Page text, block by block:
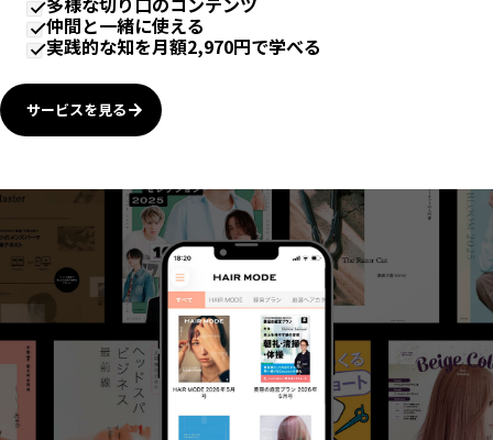
仲間と一緒に使える
実践的な知を月額2,970円で学べる
サービスを見る